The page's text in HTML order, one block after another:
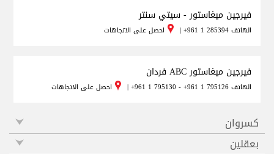
فيرجين ميغاستور - سيتي سنتر
الهاتف+961 1 285394
| احصل على الاتجاهات
فيرجين ميغاستور ABC فردان
الهاتف+961 1 795130 - +961 1 795126
| احصل على الاتجاهات
كسروان
بعقلين